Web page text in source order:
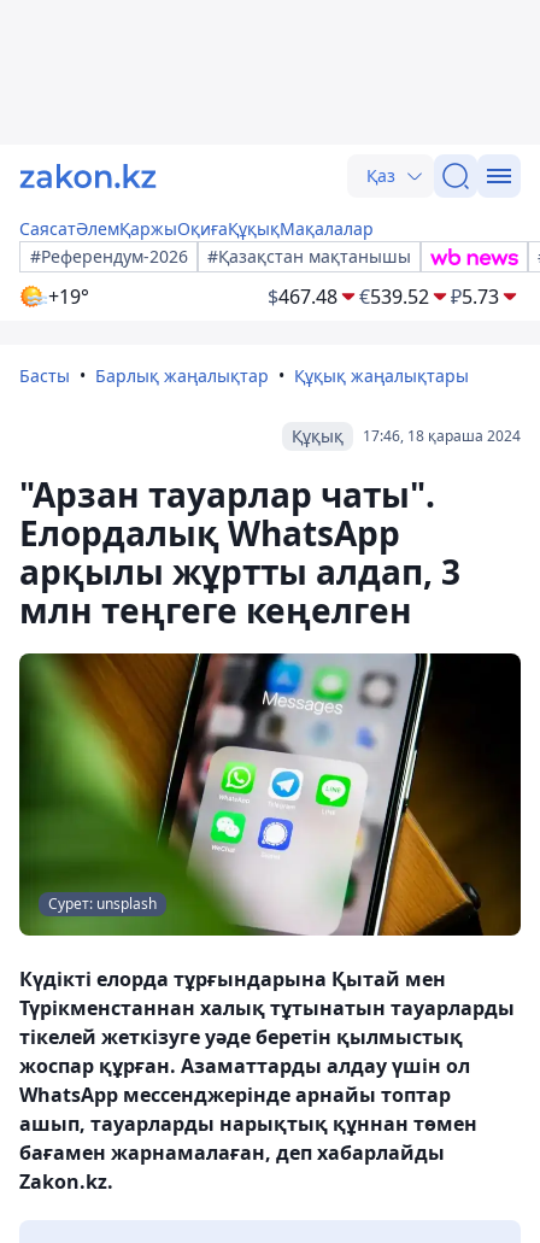
Қаз
СаясатӘлемҚаржыОқиғаҚұқықМақалалар
#Референдум-2026
#Қазақстан мақтанышы
+19° $467.48 €539.52 ₽5.73
Басты Барлық жаңалықтар Құқық жаңалықтары
17:46, 18 қараша 2024
Құқық
"Арзан тауарлар чаты".
Елордалық WhatsApp
арқылы жұртты алдап, 3
млн теңгеге кеңелген
Сурет: unsplash
Күдікті елорда тұрғындарына Қытай мен
Түрікменстаннан халық тұтынатын тауарларды
тікелей жеткізуге уәде беретін қылмыстық
жоспар құрған. Азаматтарды алдау үшін ол
WhatsApp мессенджерінде арнайы топтар
ашып, тауарларды нарықтық құннан төмен
бағамен жарнамалаған, деп хабарлайды
Zakon.kz.